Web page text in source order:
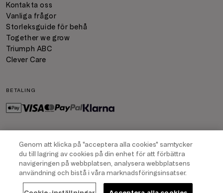
Kontakta oss
Vanliga frågor
Storleksguide för behå
Together we grow
Triumph ABC
Clever Care
BETALING
FRAKT
COPYRIGHT2026- TRIUMPH INTERTRADE AG. ALL RIGHTS RESERVED
Genom att klicka på "acceptera alla cookies" samtycker
du till lagring av cookies på din enhet för att förbättra
navigeringen på webbplatsen, analysera webbplatsens
användning och bistå i våra marknadsföringsinsatser.